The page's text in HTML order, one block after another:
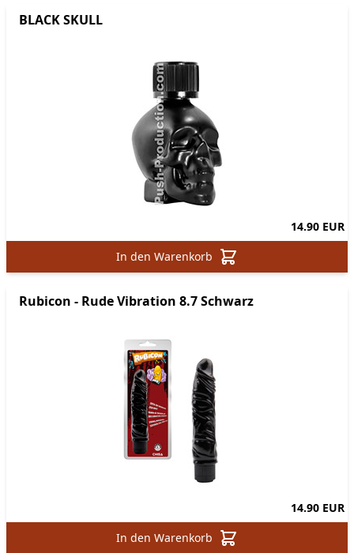
BLACK SKULL
14.90 EUR
In den Warenkorb
Rubicon - Rude Vibration 8.7 Schwarz
14.90 EUR
In den Warenkorb